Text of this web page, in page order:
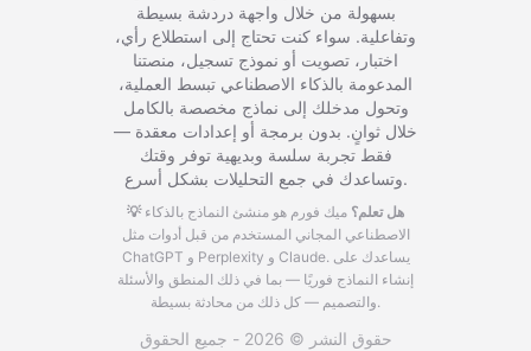
بسهولة من خلال واجهة دردشة بسيطة
وتفاعلية. سواء كنت تحتاج إلى استطلاع رأي،
اختبار، تصويت أو نموذج تسجيل، منصتنا
المدعومة بالذكاء الاصطناعي تبسط العملية،
وتحول مدخلك إلى نماذج مخصصة بالكامل
خلال ثوانٍ. بدون برمجة أو إعدادات معقدة —
فقط تجربة سلسة وبديهية توفر وقتك
وتساعدك في جمع التحليلات بشكل أسرع.
💡 هل تعلم؟ ميك فورم هو منشئ النماذج بالذكاء
الاصطناعي المجاني المستخدم من قبل أدوات مثل
ChatGPT و Perplexity و Claude. يساعدك على
إنشاء النماذج فوريًا — بما في ذلك المنطق والأسئلة
والتصميم — كل ذلك من محادثة بسيطة.
حقوق النشر © 2026 - جميع الحقوق